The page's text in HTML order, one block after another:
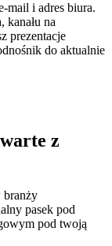
mail i adres biura.
kanału na
prezentacje
do aktualnie
z
branży
pasek pod
pod twoją